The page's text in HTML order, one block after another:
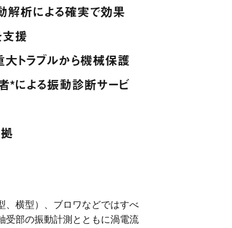
析による確実で効果
支援
トラブルから機械保護
による振動診断サービ
、横型）、ブロワなどではすべ
受部の振動計測とともに渦電流